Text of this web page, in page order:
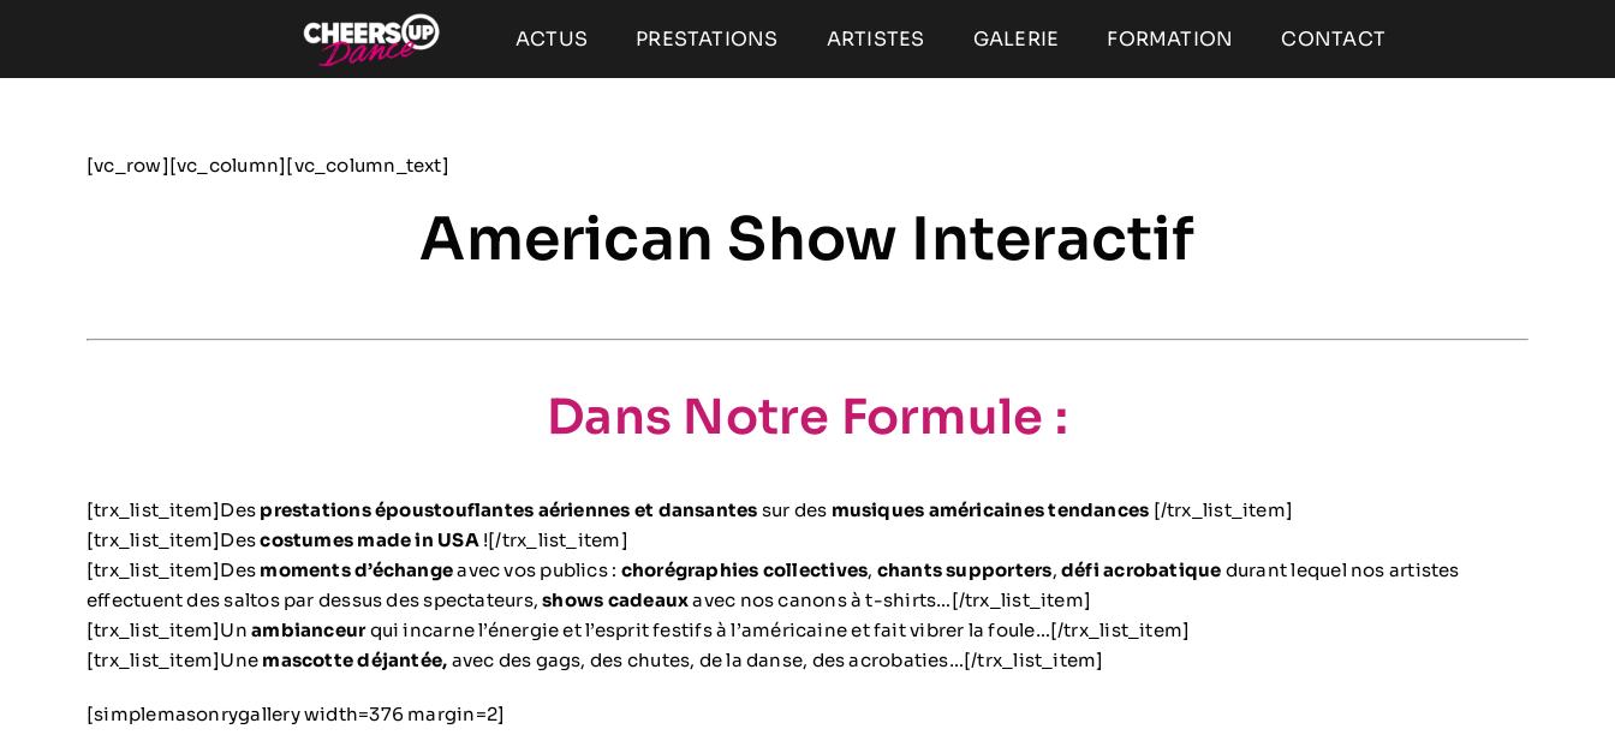
contenu
ACTUS PRESTATIONS ARTISTES GALERIE FORMATION CONTACT
[vc_row][vc_column][vc_column_text]
American Show Interactif
Dans Notre Formule :
[trx_list_item]Des prestations époustouflantes aériennes et dansantes sur des musiques américaines tendances [/trx_list_item]
[trx_list_item]Descostumes made in USA![/trx_list_item]
[trx_list_item]Des moments d’échangeavec vos publics : chorégraphies collectives, chants supporters, défi acrobatique durant lequel nos artistes
effectuent des saltos par dessus des spectateurs,shows cadeauxavec nos canons à t-shirts…[/trx_list_item]
[trx_list_item]Un ambianceurqui incarne l’énergie et l’esprit festifs à l’américaine et fait vibrer la foule…[/trx_list_item]
[trx_list_item]Une mascotte déjantée, avec des gags, des chutes, de la danse, des acrobaties…[/trx_list_item]
[simplemasonrygallery width=376 margin=2]